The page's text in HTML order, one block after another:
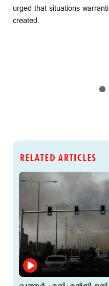
urged that situations
created.
RELATED ARTICLES